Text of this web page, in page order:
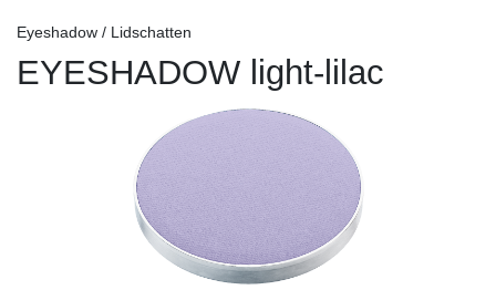
Eyeshadow / Lidschatten
EYESHADOW light-lilac